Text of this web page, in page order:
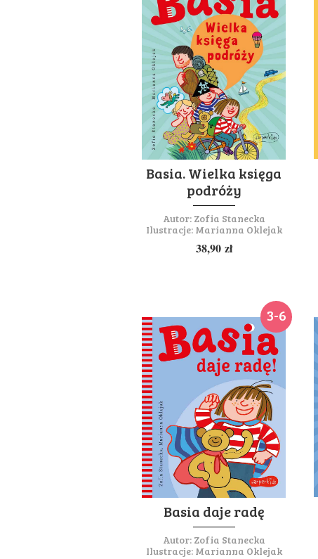
Basia. Wielka księga
podróży
Autor: Zofia Stanecka
Ilustracje: Marianna Oklejak
38,90 zł
3-6
Basia daje radę
Autor: Zofia Stanecka
Ilustracje: Marianna Oklejak